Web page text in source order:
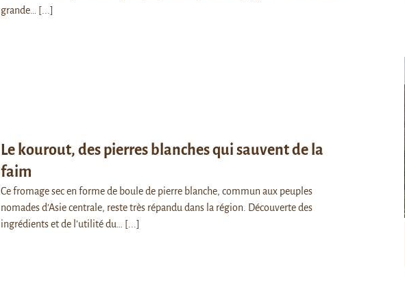
grande…
[...]
Le kourout, des pierres blanches qui sauvent de la
faim
Ce fromage sec en forme de boule de pierre blanche, commun aux peuples
nomades d’Asie centrale, reste très répandu dans la région. Découverte des
ingrédients et de l’utilité du…
[...]